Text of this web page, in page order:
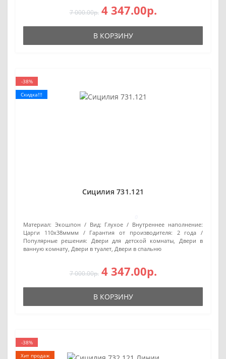
7 000.00р. 4 347.00р.
В КОРЗИНУ
-38%
Скидка!!!
Сицилия 731.121
Материал: Экошпон Вид: Глухое
Внутреннее наполнение:
Царги 110х38мммм
Гарантия от производителя:
2 года
Популярные решения:
Двери для детской комнаты, Двери в
ванную комнату, Двери в туалет, Двери в спальню
7 000.00р. 4 347.00р.
В КОРЗИНУ
-38%
Хит продаж